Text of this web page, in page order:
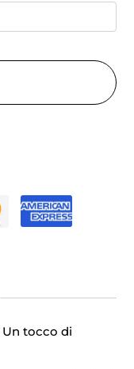
Un tocco di